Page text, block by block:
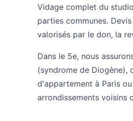
Vidage complet du
parties communes.
valorisés par le don, la
Dans le 5e, nous
(syndrome de Diogène),
d'appartement à Paris
arrondissements voisins